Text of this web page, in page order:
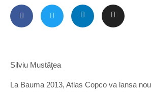
Silviu Mustăţea
La Bauma 2013, Atlas Copco va lansa